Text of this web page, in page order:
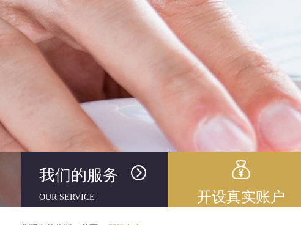
我们的服务
OUR SERVICE 开设真实账户